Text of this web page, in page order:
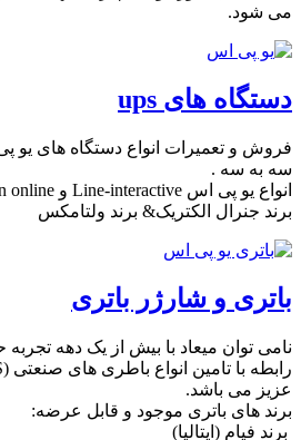
می شود.
دستگاه های ups
فروش و تعمیرات انواع دستگاه های یو
سه به سه .
انواع یو پی اس Line-interactive و Double-conversion online.
برند جنرال الکتریک& برند ولتامکس
باتری و شارژر باتری
نامی توان میعاد با بیش از یک دهه
عزیز می باشد.
برند های باتری موجود و قابل عرضه:
برند فیام (ایتالیا)